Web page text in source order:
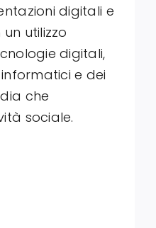
digitali e
utilizzo
digitali,
e dei
che
sociale.